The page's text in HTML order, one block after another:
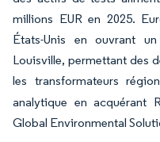
millions EUR en 2025.
États-Unis en ouvrant
Louisville, permettant des
les transformateurs
analytique en acquérant
Global Environmental